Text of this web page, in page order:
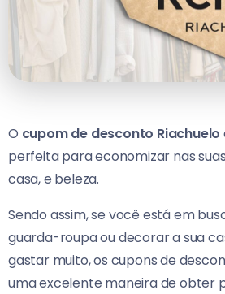
O cupom de desconto Riachuelo
perfeita para economizar nas
casa, e beleza.
Sendo assim, se você está em
guarda-roupa ou decorar a sua
gastar muito, os cupons de
uma excelente maneira de obter